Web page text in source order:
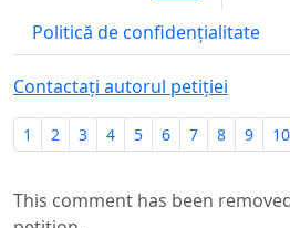
Politică de confidențialitate
Contactați autorul petiției
1 2 3 4 5 6 7 8 9 10
This comment has been